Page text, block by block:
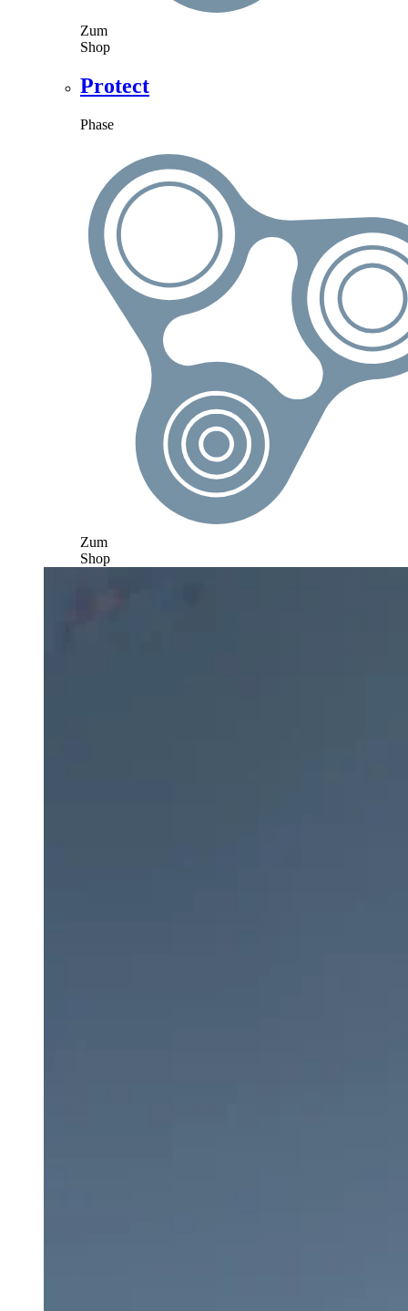
Zum
Shop
Protect
Phase
Zum
Shop